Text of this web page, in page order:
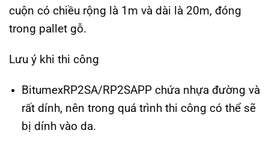
cuộn có chiều rộng là 1m và dài là 20m, đóng
trong pallet gỗ.
Lưu ý khi thi công
BitumexRP2SA/RP2SAPP chứa nhựa đường và
rất dính, nên trong quá trình thi công có thể sẽ
bị dính vào da.